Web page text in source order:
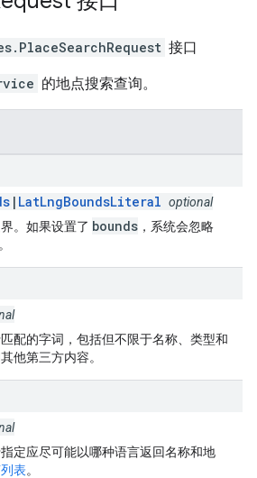
. PlaceSearchRequest 接口
的地点搜索查询。
| LatLngBoundsLiteral optional
。如果设置了 bounds ，系统会忽略
。
配的字词，包括但不限于名称、类型和
他第三方内容。
定应尽可能以哪种语言返回名称和地
表。